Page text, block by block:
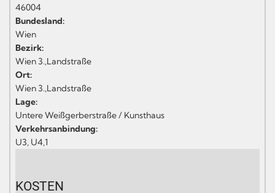
46004
Bundesland:
Wien
Bezirk:
Wien 3.,Landstraße
Ort:
Wien 3.,Landstraße
Lage:
Untere Weißgerberstraße / Kunsthaus
Verkehrsanbindung:
U3, U4,1
KOSTEN